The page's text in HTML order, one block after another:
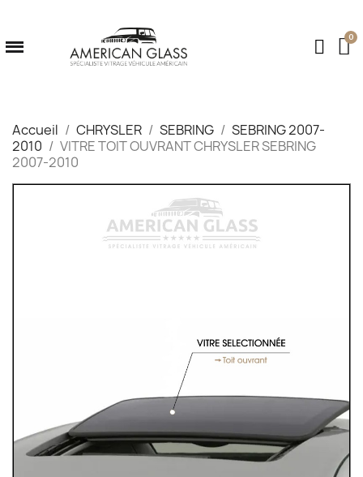
Accueil CHRYSLER SEBRING
SEBRING 2007-
2010
VITRE TOIT OUVRANT CHRYSLER SEBRING
2007-2010